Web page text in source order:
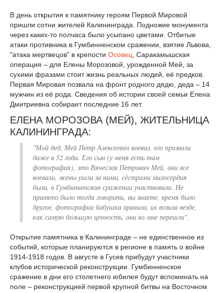
В день открытия к памятнику героям Первой Мировой
пришли сотни жителей Калининграда. Подножие монумента
через каких-то полчаса было усыпано цветами. Отбитые
атаки противника в Гумбинненском сражении, взятие Львова,
"атака мертвецов" в крепости Осовец , Саракамышская
операция – для Елены Морозовой, урожденной Мей, за
сухими фразами стоит жизнь реальных людей, её предков.
Первая Мировая позвала на фронт родного дядю, деда – 14
мужчин из её рода. Сведения об истории своей семьи Елена
Дмитриевна собирает последние 16 лет.
ЕЛЕНА МОРОЗОВА (МЕЙ), ЖИТЕЛЬНИЦА
КАЛИНИНГРАДА:
"Мой дед, Мей Петр Алексеевич воевал, его призвали
даже в 52 года. Его сын (у меня есть там
фотография), это Вячеслав Петрович Мей, они все
воевали, жены ушли за ними, сёстрами милосердия
были, в Гумбинненском сражении участвовали. Не
принято было тогда говорить, вы знаете, время было
другое, фотографии бабушка хранила, их возила везде,
как самую большую ценность, они ко мне перешли".
Открытие памятника в Калининграде – не единственное из
событий, которые планируются в регионе в память о войне
1914-1918 годов. В августе в Гусев прибудут участники
клубов исторической реконструкции. Гумбинненское
сражение в дни его столетнего юбилея будут вспоминать на
поле – реконструкцией первой крупной битвы на Восточном